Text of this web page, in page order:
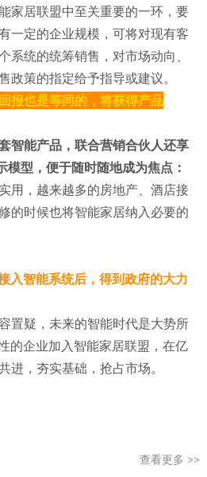
家居联盟中至关重要的一环，要
一定的企业规模，可将对现有客
系统的统筹销售，对市场动向、
政策的指定给予指导或建议。
报也是等同的，将获得产品
智能产品，联合营销合伙人还享
模型，便于随时随地成为焦点：
用，越来越多的房地产、酒店接
的时候也将智能家居纳入必要的
入智能系统后，得到政府的大力
置疑，未来的智能时代是大势所
的企业加入智能家居联盟，在亿
进，夯实基础，抢占市场。
查看更多>>